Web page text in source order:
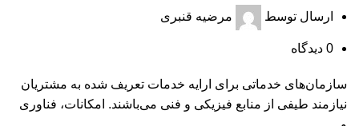
ارسال توسط مرضیه قنبری
0 دیدگاه
سازمان‌های خدماتی برای ارایه خدمات تعریف شده به مشتریان
نیازمند طیفی از منابع فیزیکی و فنی می‌باشند. امکانات، فناوری